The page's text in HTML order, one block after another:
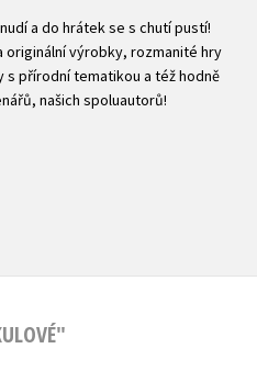
a do hrátek se s chutí pustí!
originální výrobky, rozmanité hry
přírodní tematikou a též hodně
našich spoluautorů!